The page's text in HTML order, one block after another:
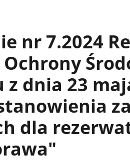
nr 7.2024
z dnia 23
dla